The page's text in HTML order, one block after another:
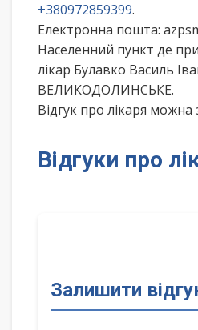
+380972859399.
Електронна пошта:
Населенний пункт де
лікар Булавко Василь
ВЕЛИКОДОЛИНСЬКЕ.
Відгук про лікаря
Відгуки про
Залишити